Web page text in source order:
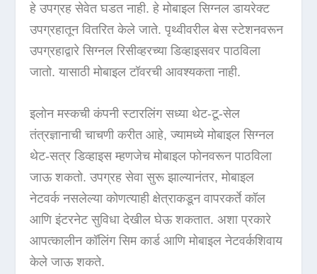
हे उपग्रह सेवेत घडत नाही. हे मोबाइल सिग्नल डायरेक्ट
उपग्रहातून वितरित केले जाते. पृथ्वीवरील बेस स्टेशनवरून
उपग्रहाद्वारे सिग्नल रिसीव्हरच्या डिव्हाइसवर पाठविला
जातो. यासाठी मोबाइल टॉवरची आवश्यकता नाही.
इलोन मस्कची कंपनी स्टारलिंग सध्या थेट-टू-सेल
तंत्रज्ञानाची चाचणी करीत आहे, ज्यामध्ये मोबाइल सिग्नल
थेट-सत्र डिव्हाइस म्हणजेच मोबाइल फोनवरून पाठविला
जाऊ शकतो. उपग्रह सेवा सुरू झाल्यानंतर, मोबाइल
नेटवर्क नसलेल्या कोणत्याही क्षेत्राकडून वापरकर्ते कॉल
आणि इंटरनेट सुविधा देखील घेऊ शकतात. अशा प्रकारे
आपत्कालीन कॉलिंग सिम कार्ड आणि मोबाइल नेटवर्कशिवाय
केले जाऊ शकते.